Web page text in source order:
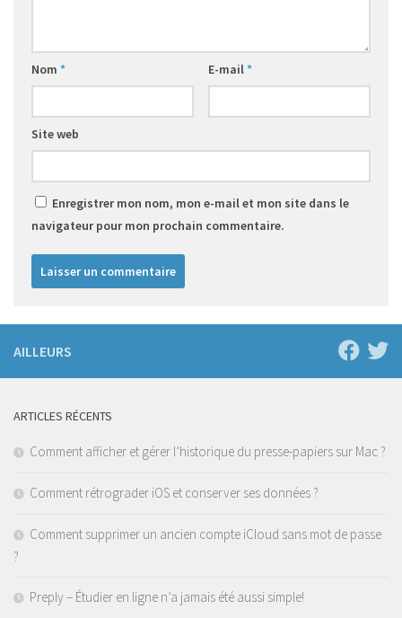
Nom * E-mail*
Site web
Enregistrer mon nom, mon e-mail et mon site dans le
navigateur pour mon prochain commentaire.
AILLEURS
ARTICLES RÉCENTS
Comment afficher et gérer l’historique du presse-papiers sur Mac ?
Comment rétrograder iOS et conserver ses données ?
Comment supprimer un ancien compte iCloud sans mot de passe
?
Preply – Étudier en ligne n’a jamais été aussi simple!